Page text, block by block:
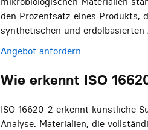
den Prozentsatz eines Produkts,
synthetischen und erdölbasierten
Angebot anfordern
Wie erkennt ISO
ISO 16620-2 erkennt künstliche
Analyse. Materialien, die